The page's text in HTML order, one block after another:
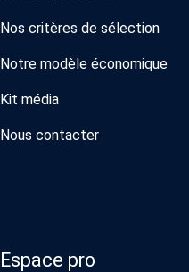
Nos critères de sélection
Notre modèle économique
Kit média
Nous contacter
Espace pro